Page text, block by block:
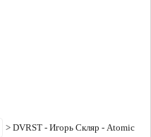
> DVRST - Игорь Скляр - Atomic